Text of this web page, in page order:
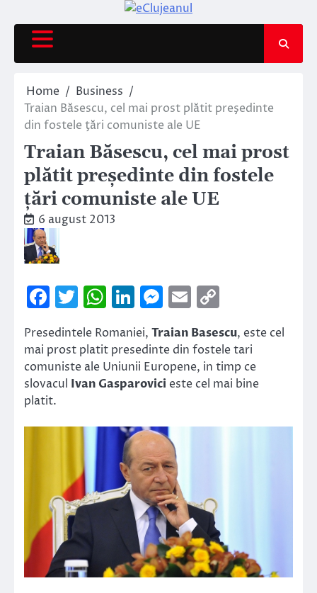
content
Home
Business
Traian Băsescu, cel mai prost plătit preşedinte
din fostele ţări comuniste ale UE
Traian Băsescu, cel mai prost
plătit preşedinte din fostele
ţări comuniste ale UE
6 august 2013
Facebook
Twitter
WhatsApp
LinkedIn
Messenger
Email
Presedintele Romaniei, Traian Basescu, este cel
mai prost platit presedinte din fostele tari
comuniste ale Uniunii Europene, in timp ce
slovacul Ivan Gasparovici este cel mai bine
platit.